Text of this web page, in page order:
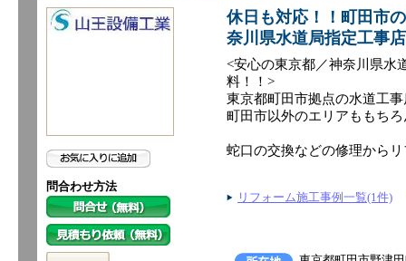
問合わせ方法
休日も対応！！町田市
奈川県水道局指定工事
<安心の東京都／神奈川県水
料！！>
東京都町田市拠点の水道工
町田市以外のエリアももち
蛇口の交換などの修理から
リフォーム施工事例一覧(1件)